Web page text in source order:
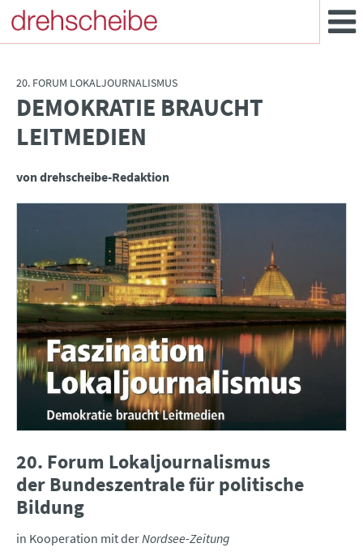
20. FORUM LOKALJOURNALISMUS
:DEMOKRATIE BRAUCHT
LEITMEDIEN
von drehscheibe-Redaktion
20. Forum Lokaljournalismus
der Bundeszentrale für politische
Bildung
in Kooperation mit derNordsee-Zeitung